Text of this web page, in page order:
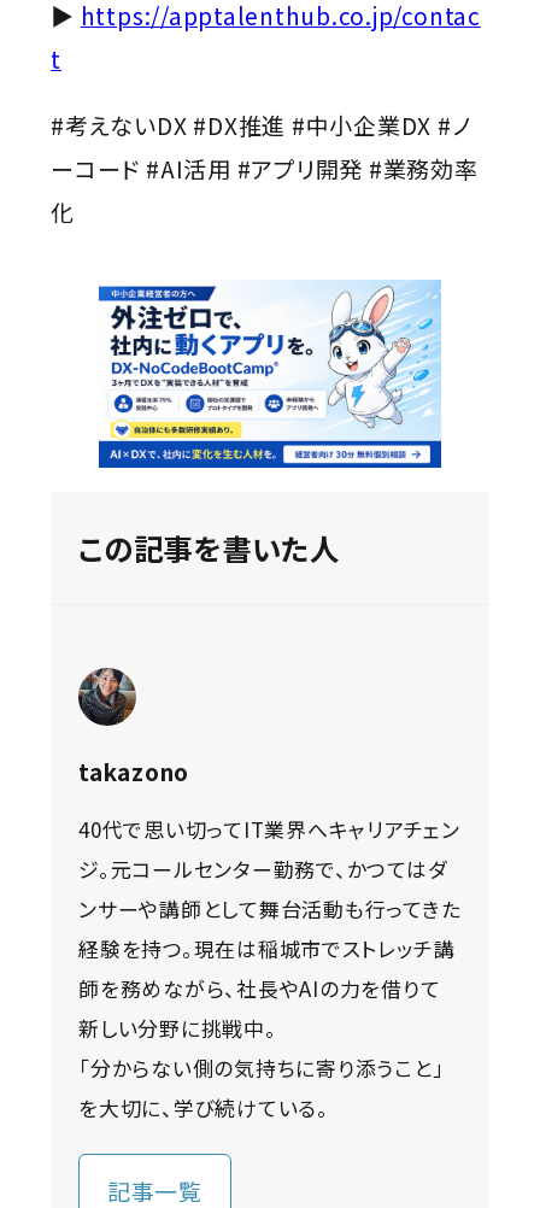
▶ https://apptalenthub.co.jp/contac
t
#考えないDX #DX推進 #中小企業DX #ノ
ーコード #AI活用 #アプリ開発 #業務効率
化
この記事を書いた人
takazono
40代で思い切ってIT業界へキャリアチェン
ジ。元コールセンター勤務で、かつてはダ
ンサーや講師として舞台活動も行ってきた
経験を持つ。現在は稲城市でストレッチ講
師を務めながら、社長やAIの力を借りて
新しい分野に挑戦中。
「分からない側の気持ちに寄り添うこと」
を大切に、学び続けている。
記事一覧